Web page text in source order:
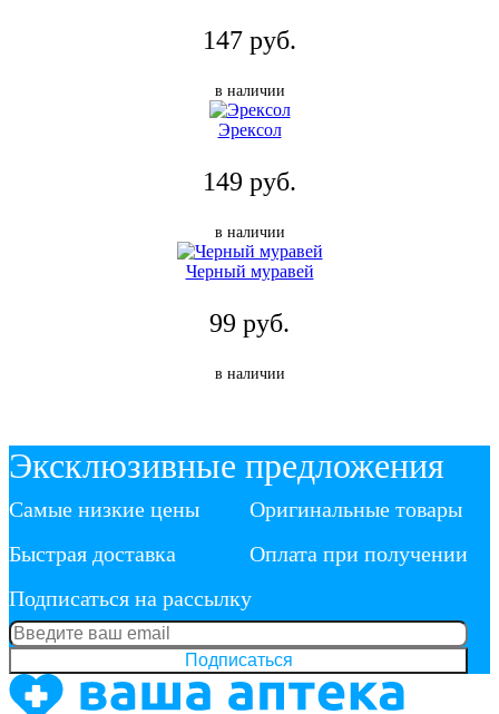
147 руб.
в наличии
Эрексол
149 руб.
в наличии
Черный муравей
99 руб.
в наличии
Эксклюзивные предложения
Самые низкие цены
Быстрая доставка
Оригинальные товары
Оплата при получении
Подписаться на рассылку
Подписаться